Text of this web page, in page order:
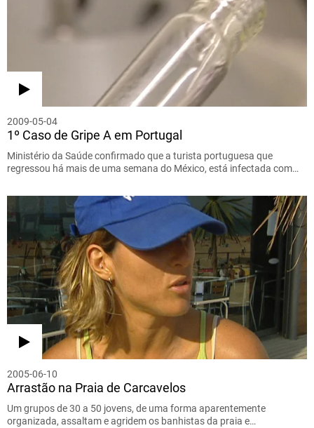
2009-05-04
1º Caso de Gripe A em Portugal
Ministério da Saúde confirmado que a turista portuguesa que
regressou há mais de uma semana do México, está infectada com…
2005-06-10
Arrastão na Praia de Carcavelos
Um grupos de 30 a 50 jovens, de uma forma aparentemente
organizada, assaltam e agridem os banhistas da praia e…